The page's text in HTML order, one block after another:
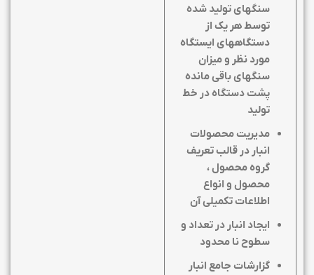
سنگهای تولید شده
توسط هر یک از
دستگاههای ایستگاه
مورد نظر و میزان
سنگهای باقی مانده
پشت دستگاه در خط
تولید
مدیریت محصولات
انبار در قالب تعریف
گروه محصول ،
محصول و انواع
اطلاعات تکمیلی آن
ایجاد انبار در تعداد و
سطوح نا محدود
گزارشات جامع انبار